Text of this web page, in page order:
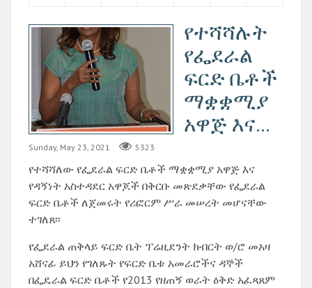
የተሻሻሉት
የፌደራል
ፍርድ ቤቶች
ማቋቋሚያ
አዋጅ እና...
Sunday, May 23, 2021 5323
የተሻሻለው የፌደራል ፍርድ ቤቶች ማቋቋሚያ አዋጅ እና
የዳኝነት አስተዳደር አዋጆች በቅርቡ መጽደቃቸው የፌደራል
ፍርድ ቤቶች ለጀመሩት የሪፎርም ሥራ መሠረት መሆናቸው
ተገለጸ፡፡
የፌደራል ጠቅላይ ፍርድ ቤት ፕሬዚደንት ክብርት ወ/ሮ መአዛ
አሸናፊ ይህን የገለጹት የፍርድ ቤቱ አመራሮችና ዳኞች
በፌዴራል ፍርድ ቤቶች የ2013 የዘጠኝ ወራት ዕቅድ አፈጻጸም